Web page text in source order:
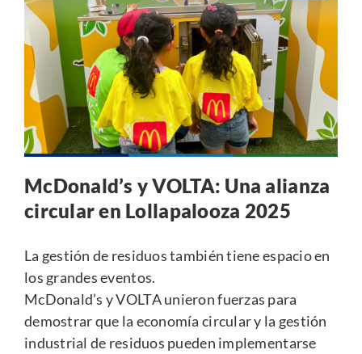
McDonald’s y VOLTA: Una alianza
circular en Lollapalooza 2025
La gestión de residuos también tiene espacio en
los grandes eventos.
McDonald’s y VOLTA unieron fuerzas para
demostrar que la economía circular y la gestión
industrial de residuos pueden implementarse